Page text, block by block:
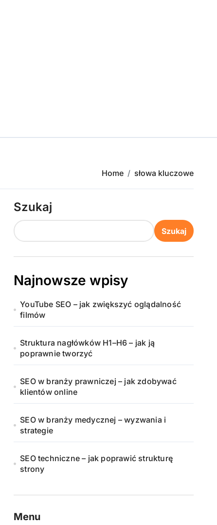
Home słowa kluczowe
Szukaj
Szukaj
Najnowsze wpisy
YouTube SEO – jak zwiększyć oglądalność
filmów
Struktura nagłówków H1–H6 – jak ją
poprawnie tworzyć
SEO w branży prawniczej – jak zdobywać
klientów online
SEO w branży medycznej – wyzwania i
strategie
SEO techniczne – jak poprawić strukturę
strony
Menu